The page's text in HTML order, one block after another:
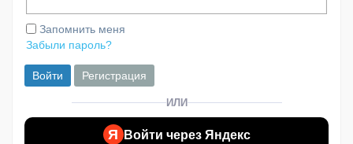
Запомнить меня
Забыли пароль?
Войти Регистрация
ИЛИ
Я Войти через Яндекс